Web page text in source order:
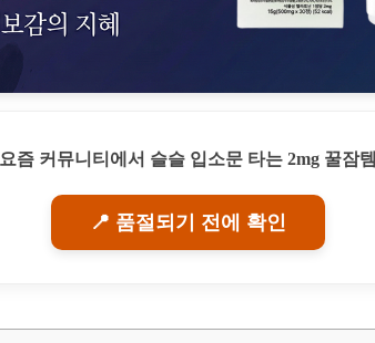
요즘 커뮤니티에서 슬슬 입소문 타는 2mg 꿀잠템
📍 품절되기 전에 확인